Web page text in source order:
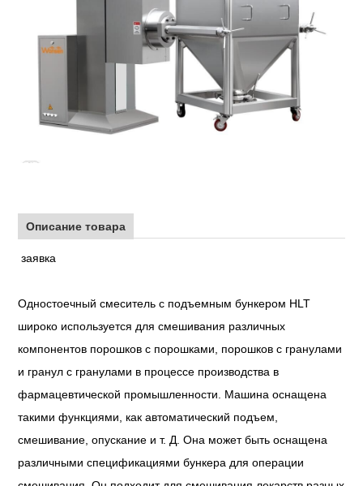
Описание товара
заявка
Одностоечный смеситель с подъемным бункером HLT
широко используется для смешивания различных
компонентов порошков с порошками, порошков с гранулами
и гранул с гранулами в процессе производства в
фармацевтической промышленности. Машина оснащена
такими функциями, как автоматический подъем,
смешивание, опускание и т. Д. Она может быть оснащена
различными спецификациями бункера для операции